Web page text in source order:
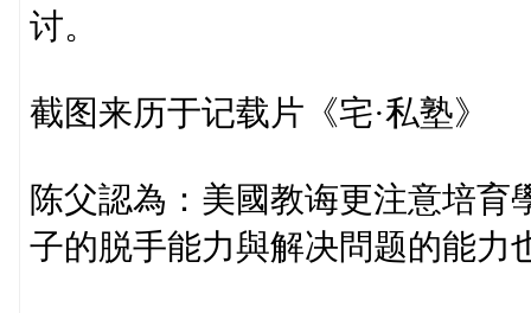
讨。
截图来历于记载片《宅·私塾》
陈父認為：美國教诲更注意培育
子的脱手能力與解决問题的能力